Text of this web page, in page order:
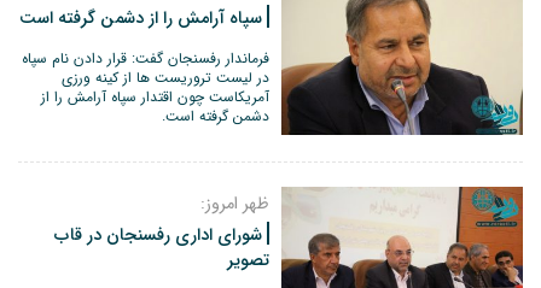
سپاه آرامش را از دشمن گرفته است
فرماندار رفسنجان گفت: قرار دادن نام سپاه
در لیست تروریست ها از کینه ورزی
آمریکاست چون اقتدار سپاه آرامش را از
دشمن گرفته است.
ظهر امروز:
شورای اداری رفسنجان در قاب
تصویر